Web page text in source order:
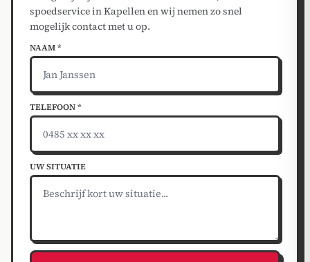
spoedservice in Kapellen en wij nemen zo snel
mogelijk contact met u op.
NAAM *
TELEFOON *
UW SITUATIE